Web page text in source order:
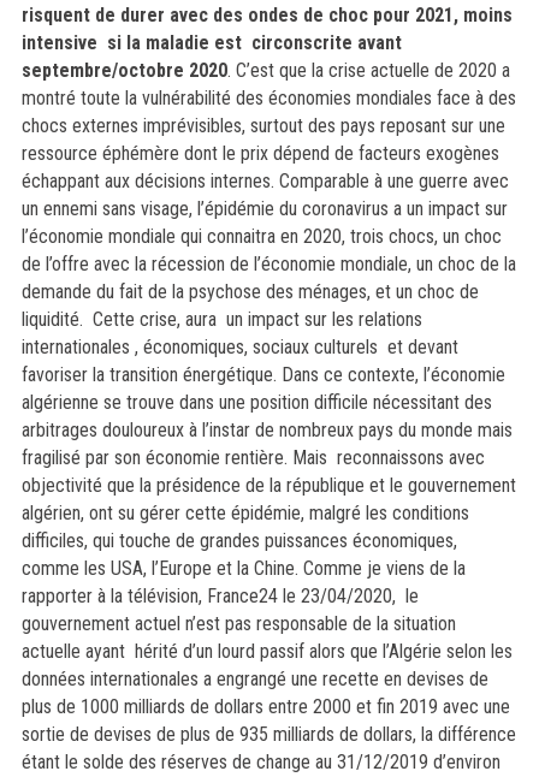
risquent de durer avec des ondes de choc pour 2021, moins
intensive si la maladie est circonscrite avant
septembre/octobre 2020. C’est que la crise actuelle de 2020 a
montré toute la vulnérabilité des économies mondiales face à des
chocs externes imprévisibles, surtout des pays reposant sur une
ressource éphémère dont le prix dépend de facteurs exogènes
échappant aux décisions internes. Comparable à une guerre avec
un ennemi sans visage, l’épidémie du coronavirus a un impact sur
l’économie mondiale qui connaitra en 2020, trois chocs, un choc
de l’offre avec la récession de l’économie mondiale, un choc de la
demande du fait de la psychose des ménages, et un choc de
liquidité. Cette crise, aura un impact sur les relations
internationales , économiques, sociaux culturels et devant
favoriser la transition énergétique. Dans ce contexte, l’économie
algérienne se trouve dans une position difficile nécessitant des
arbitrages douloureux à l’instar de nombreux pays du monde mais
fragilisé par son économie rentière. Mais reconnaissons avec
objectivité que la présidence de la république et le gouvernement
algérien, ont su gérer cette épidémie, malgré les conditions
difficiles, qui touche de grandes puissances économiques,
comme les USA, l’Europe et la Chine. Comme je viens de la
rapporter à la télévision, France24 le 23/04/2020, le
gouvernement actuel n’est pas responsable de la situation
actuelle ayant hérité d’un lourd passif alors que l’Algérie selon les
données internationales a engrangé une recette en devises de
plus de 1000 milliards de dollars entre 2000 et fin 2019 avec une
sortie de devises de plus de 935 milliards de dollars, la différence
étant le solde des réserves de change au 31/12/2019 d’environ